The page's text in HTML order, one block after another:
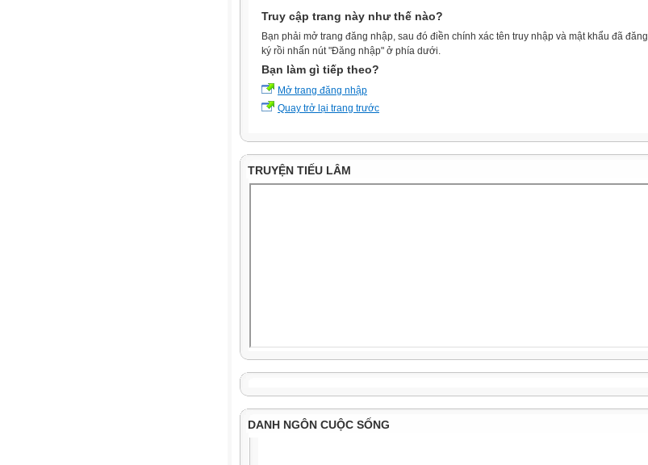
Truy cập trang này như thế nào?
Bạn phải mở trang đăng nhập, sau đó điền chính xác tên truy nhập và mật khẩu đã đăng
ký rồi nhấn nút "Đăng nhập" ở phía dưới.
Bạn làm gì tiếp theo?
Mở trang đăng nhập
Quay trở lại trang trước
TRUYỆN TIẾU LÂM
DANH NGÔN CUỘC SỐNG